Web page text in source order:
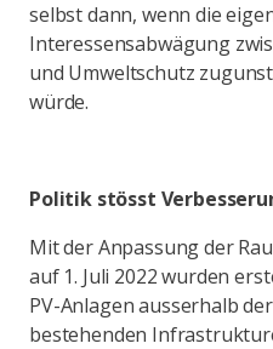
selbst dann, wenn die
Interessensabwägung
und Umweltschutz
würde.
Politik stösst
Mit der Anpassung der
auf 1. Juli 2022 wurden
PV-Anlagen ausserhalb
bestehenden